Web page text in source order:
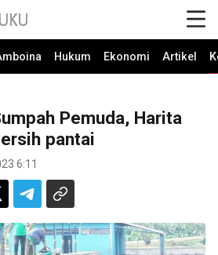
Hukum Ekonomi Artikel
Pemuda, Harita
pantai
6:11